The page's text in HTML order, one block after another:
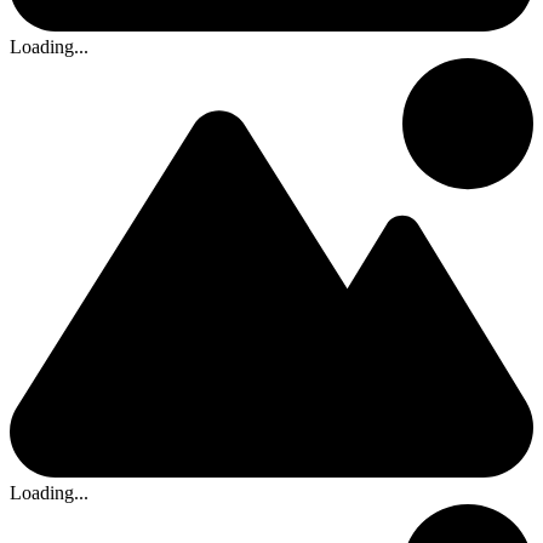
Loading...
Loading...